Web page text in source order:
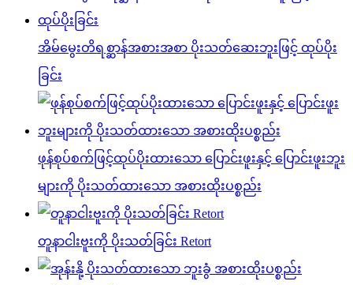
အိမ်မွေးတိရစ္ဆာန်အစားအစာ ပိုးသတ်ဆေးဘူးဖြင့် ထုပ်ပိုး
ခြင်း
ဖုန်စုပ်စက်ဖြင့်ထုပ်ပိုးထားသော ပြောင်းဖူးနှင့် ပြောင်းဖူးဘူး
များကို ပိုးသတ်ထားသော အစားထိုးပစ္စည်း
တူနာငါးဗူးကို ပိုးသတ်ခြင်း Retort